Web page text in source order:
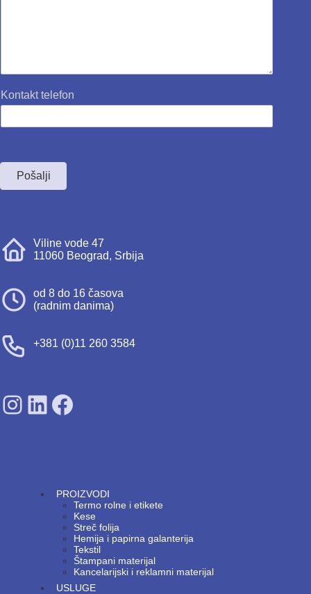
Kontakt telefon
Pošalji
Viline vode 47
11060 Beograd, Srbija
od 8 do 16 časova
(radnim danima)
+381 (0)11 260 3584
SDPS on Instagram
SDPS on Lunkedin
SDPS on Facebook
PROIZVODI
Termo rolne i etikete
Kese
Streč folija
Hemija i papirna galanterija
Tekstil
Štampani materijal
Kancelarijski i reklamni materijal
USLUGE